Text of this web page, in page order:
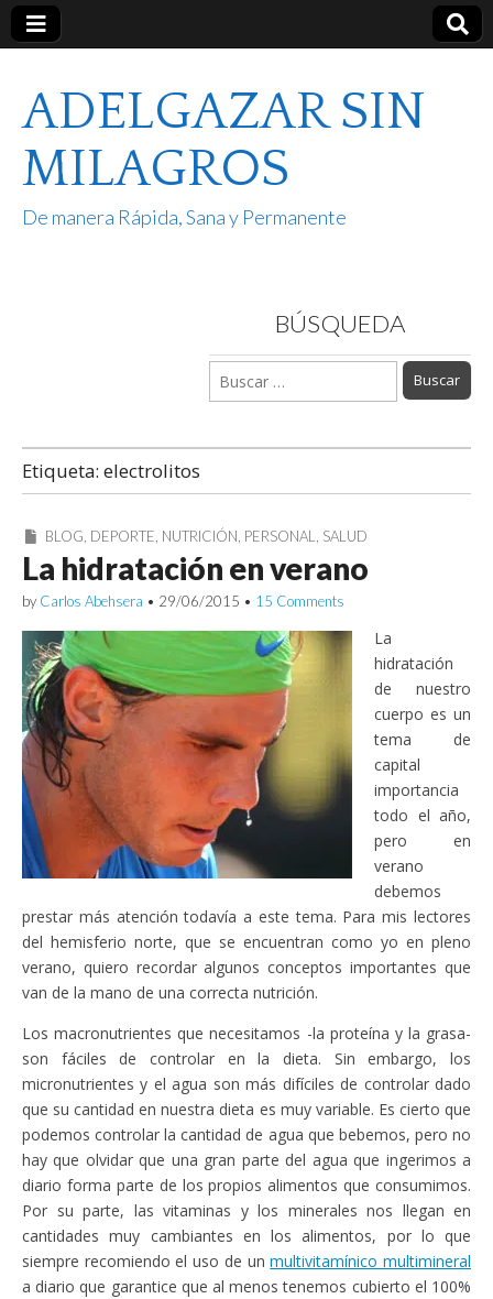
ADELGAZAR SIN
MILAGROS
De manera Rápida, Sana y Permanente
BÚSQUEDA
Buscar:
Etiqueta: electrolitos
BLOG, DEPORTE, NUTRICIÓN, PERSONAL, SALUD
La hidratación en verano
by Carlos Abehsera • 29/06/2015 • 15 Comments
La
hidratación
de nuestro
cuerpo es un
tema de
capital
importancia
todo el año,
pero en
verano
debemos
prestar más atención todavía a este tema. Para mis lectores
del hemisferio norte, que se encuentran como yo en pleno
verano, quiero recordar algunos conceptos importantes que
van de la mano de una correcta nutrición.
Los macronutrientes que necesitamos -la proteína y la grasa-
son fáciles de controlar en la dieta. Sin embargo, los
micronutrientes y el agua son más difíciles de controlar dado
que su cantidad en nuestra dieta es muy variable. Es cierto que
podemos controlar la cantidad de agua que bebemos, pero no
hay que olvidar que una gran parte del agua que ingerimos a
diario forma parte de los propios alimentos que consumimos.
Por su parte, las vitaminas y los minerales nos llegan en
cantidades muy cambiantes en los alimentos, por lo que
siempre recomiendo el uso de unmultivitamínico multimineral
a diario que garantice que al menos tenemos cubierto el 100%